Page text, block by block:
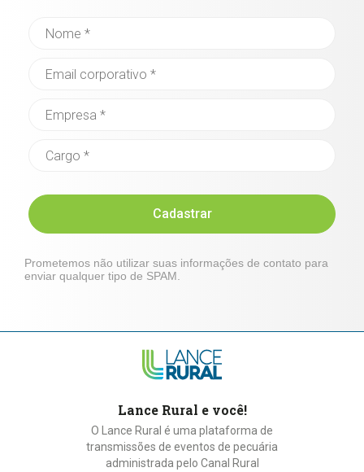
Cadastrar
Prometemos não utilizar suas informações de contato para
enviar qualquer tipo de SPAM.
Lance Rural e você!
O Lance Rural é uma plataforma de
transmissões de eventos de pecuária
administrada pelo Canal Rural